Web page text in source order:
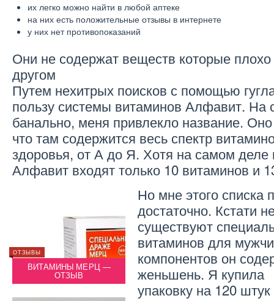
их легко можно найти в любой аптеке
на них есть положительные отзывы в интернете
у них нет противопоказаний
Они не содержат веществ которые плохо
другом
Путем нехитрых поисков с помощью
пользу системы витаминов Алфавит. На
банально, меня привлекло название.
что там содержится весь спектр
здоровья, от А до Я. Хотя на самом деле
Алфавит входят только 10 витаминов и
ОТЗЫВЫ
ВИТАМИНЫ МЕРЦ —
ОТЗЫВ
КАКИЕ ВИТАМИНЫ ДАВАТЬ
ДЕТЯМ?
ОТЗЫВЫ
Но мне этого списка
достаточно. Кстати
существуют
витаминов для
компонентов он
женьшень. Я купила
упаковку на 120